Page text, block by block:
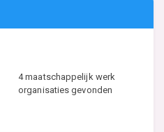
4 maatschappelijk werk
organisaties gevonden